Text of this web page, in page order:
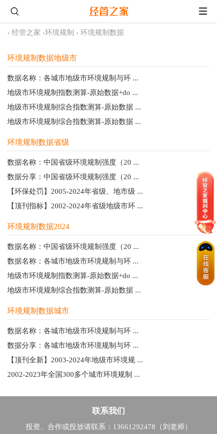
› 经管之家 ›环境规制 › 环境规制数据
环境规制数据地级市
数据名称：各城市地级市环境规制与环 ...
地级市环境规制指数测算-原始数据+do ...
地级市环境规制综合指数测算-原始数据 ...
地级市环境规制综合指数测算-原始数据 ...
环境规制数据省级
数据名称：中国省级环境规制强度（20 ...
数据分享：中国省级环境规制强度（20 ...
【环保处罚】2005-2024年省级、地市级 ...
【顶刊指标】2002-2024年省级地级市环 ...
环境规制数据2024
数据名称：中国省级环境规制强度（20 ...
数据名称：各城市地级市环境规制与环 ...
地级市环境规制指数测算-原始数据+do ...
地级市环境规制综合指数测算-原始数据 ...
环境规制数据城市
数据名称：各城市地级市环境规制与环 ...
数据分享：各城市地级市环境规制与环 ...
【顶刊全新】2003-2024年地级市环境规 ...
2002-2023年全国300多个城市环境规制 ...
联系我们
投资、合作或投放请联系：13661292478（刘老师）